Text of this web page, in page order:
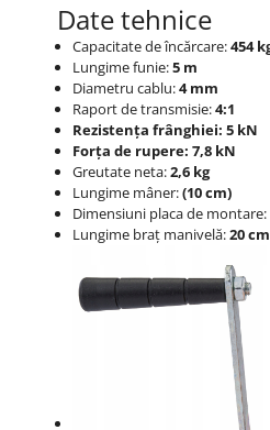
Date tehnice
Capacitate de încărcare:454
Lungime funie:5 m
Diametru cablu:4 mm
Raport de transmisie:4:1
Rezistența frânghiei: 5 kN
Forța de rupere: 7,8 kN
Greutate neta:2,6 kg
Lungime mâner:(10 cm)
Dimensiuni placa de montare:
Lungime braț manivelă:20 cm